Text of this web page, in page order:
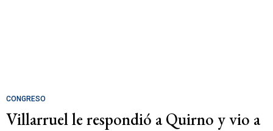
CONGRESO
Villarruel le respondió a Quirno y vio a